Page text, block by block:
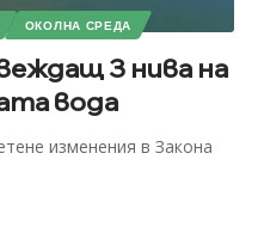
ОКОЛНА СРЕДА
3 нива на
вода
изменения в Закона